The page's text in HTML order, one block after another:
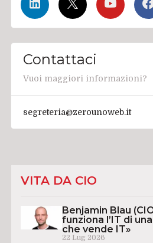
Contattaci
Vuoi maggiori informazioni?
segreteria@zerounoweb.it
VITA DA CIO
Benjamin Blau
funziona l’IT di
che vende IT»
22 Lug 2026